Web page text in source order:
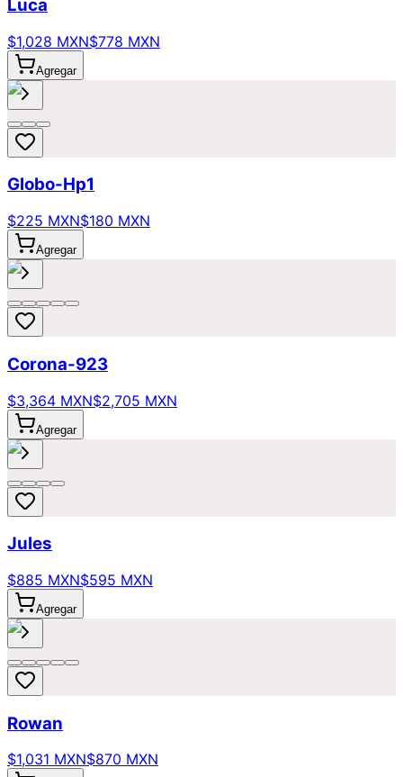
Luca
$1,028 MXN$778 MXN
Agregar
Globo-Hp1
$225 MXN$180 MXN
Agregar
Corona-923
$3,364 MXN$2,705 MXN
Agregar
Jules
$885 MXN$595 MXN
Agregar
Rowan
$1,031 MXN$870 MXN